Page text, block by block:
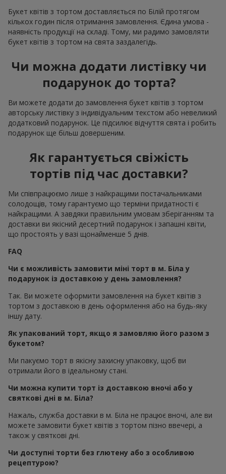
Букет квітів з тортом доставляється по Білій протягом
кількох годин після отримання замовлення. Єдина умова -
наявність продукції на складі. Тому, ми радимо замовляти
букет квітів з тортом на свята заздалегідь.
Чи можна додати листівку чи
подарунок до торта?
Ви можете додати до замовлення букет квітів з тортом
авторську листівку з індивідуальним текстом або невеликий
додатковий подарунок. Це підсилює відчуття свята і робить
подарунок ще більш довершеним.
Як гарантується свіжість
тортів під час доставки?
Ми співпрацюємо лише з найкращими постачальниками
солодощів, тому гарантуємо що терміни придатності є
найкращими. А завдяки правильним умовам зберіганням та
доставки ви якісний десертний подарунок і запашні квіти,
що простоять у вазі щонайменше 5 днів.
FAQ
Чи є можливість замовити міні торт в м. Біла у
подарунок із доставкою у день замовлення?
Так. Ви можете оформити замовлення на букет квітів з
тортом з доставкою в день оформлення або на будь-яку
іншу дату.
Як упакований торт, якщо я замовляю його разом з
букетом?
Ми пакуємо торт в якісну захисну упаковку, щоб ви
отримали його в ідеальному стані.
Чи можна купити торт із доставкою вночі або у
святкові дні в м. Біла?
Нажаль, служба доставки в м. Біла не працює вночі, але ви
можете замовити букет квітів з тортом пізно ввечері, а
також у святкові дні.
Чи доступні торти без глютену або з особливою
рецептурою?